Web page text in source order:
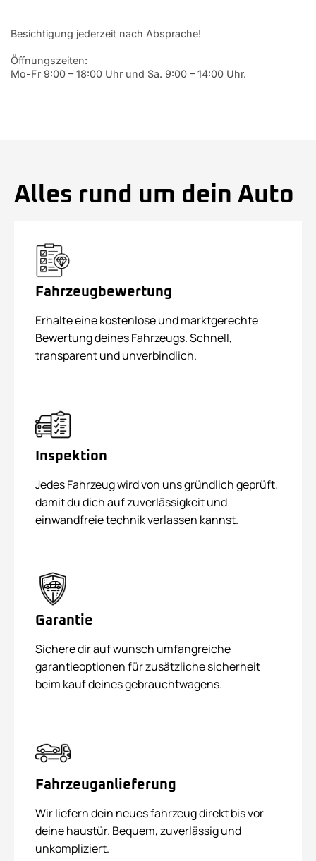
Besichtigung jederzeit nach Absprache!
Öffnungszeiten:
Mo-Fr 9:00 – 18:00 Uhr und Sa. 9:00 – 14:00 Uhr.
Alles rund um dein Auto
Fahrzeugbewertung
Erhalte eine kostenlose und marktgerechte
Bewertung deines Fahrzeugs. Schnell,
transparent und unverbindlich.
Inspektion
Jedes Fahrzeug wird von uns gründlich geprüft,
damit du dich auf zuverlässigkeit und
einwandfreie technik verlassen kannst.
Garantie
Sichere dir auf wunsch umfangreiche
garantieoptionen für zusätzliche sicherheit
beim kauf deines gebrauchtwagens.
Fahrzeuganlieferung
Wir liefern dein neues fahrzeug direkt bis vor
deine haustür. Bequem, zuverlässig und
unkompliziert.